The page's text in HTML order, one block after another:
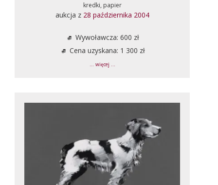
kredki, papier
aukcja z 28 października 2004
Wywoławcza: 600 zł
Cena uzyskana: 1 300 zł
... więcej ...